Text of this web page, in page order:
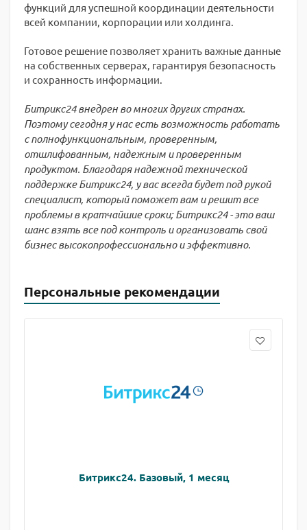
функций для успешной координации деятельности
всей компании, корпорации или холдинга.
Готовое решение позволяет хранить важные данные
на собственных серверах, гарантируя безопасность
и сохранность информации.
Битрикс24 внедрен во многих других странах.
Поэтому сегодня у нас есть возможность работать
с полнофункциональным, проверенным,
отшлифованным, надежным и проверенным
продуктом. Благодаря надежной технической
поддержке Битрикс24, у вас всегда будет под рукой
специалист, который поможет вам и решит все
проблемы в кратчайшие сроки; Битрикс24 - это ваш
шанс взять все под контроль и организовать свой
бизнес высокопрофессионально и эффективно.
Персональные рекомендации
Битрикс24. Базовый, 1 месяц